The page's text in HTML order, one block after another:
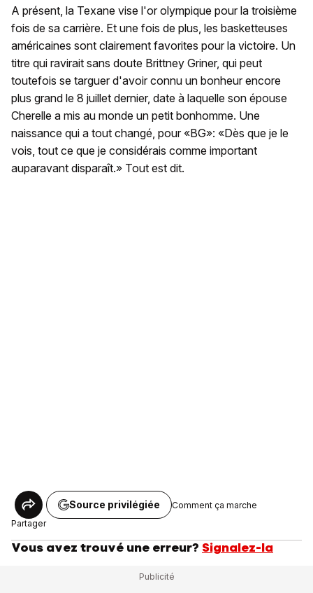
A présent, la Texane vise l'or olympique pour la troisième
fois de sa carrière. Et une fois de plus, les basketteuses
américaines sont clairement favorites pour la victoire. Un
titre qui ravirait sans doute Brittney Griner, qui peut
toutefois se targuer d'avoir connu un bonheur encore
plus grand le 8 juillet dernier, date à laquelle son épouse
Cherelle a mis au monde un petit bonhomme. Une
naissance qui a tout changé, pour «BG»: «Dès que je le
vois, tout ce que je considérais comme important
auparavant disparaît.» Tout est dit.
Partager
Source privilégiée Comment ça marche
Vous avez trouvé une erreur? Signalez-la